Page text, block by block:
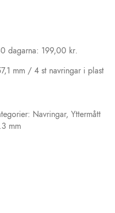
dagarna: 199,00 kr.
mm / 4 st navringar i plast
Navringar, Yttermått
mm